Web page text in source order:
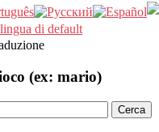
di default
(ex: mario)